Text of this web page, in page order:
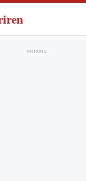
ANNONS